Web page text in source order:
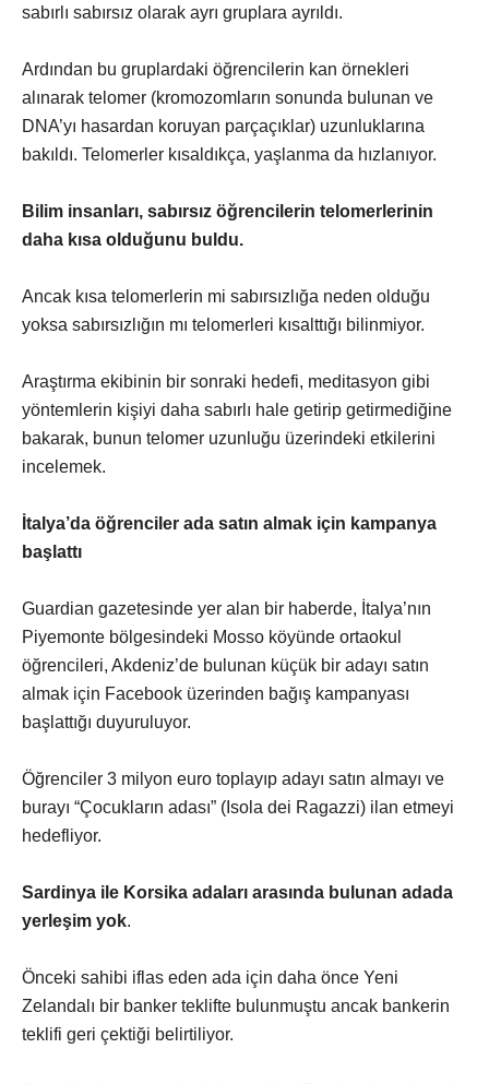
sabırlı sabırsız olarak ayrı gruplara ayrıldı.
Ardından bu gruplardaki öğrencilerin kan örnekleri
alınarak telomer (kromozomların sonunda bulunan ve
DNA’yı hasardan koruyan parçaçıklar) uzunluklarına
bakıldı. Telomerler kısaldıkça, yaşlanma da hızlanıyor.
Bilim insanları, sabırsız öğrencilerin telomerlerinin
daha kısa olduğunu buldu.
Ancak kısa telomerlerin mi sabırsızlığa neden olduğu
yoksa sabırsızlığın mı telomerleri kısalttığı bilinmiyor.
Araştırma ekibinin bir sonraki hedefi, meditasyon gibi
yöntemlerin kişiyi daha sabırlı hale getirip getirmediğine
bakarak, bunun telomer uzunluğu üzerindeki etkilerini
incelemek.
İtalya’da öğrenciler ada satın almak için kampanya
başlattı
Guardian gazetesinde yer alan bir haberde, İtalya’nın
Piyemonte bölgesindeki Mosso köyünde ortaokul
öğrencileri, Akdeniz’de bulunan küçük bir adayı satın
almak için Facebook üzerinden bağış kampanyası
başlattığı duyuruluyor.
Öğrenciler 3 milyon euro toplayıp adayı satın almayı ve
burayı “Çocukların adası” (Isola dei Ragazzi) ilan etmeyi
hedefliyor.
Sardinya ile Korsika adaları arasında bulunan adada
yerleşim yok.
Önceki sahibi iflas eden ada için daha önce Yeni
Zelandalı bir banker teklifte bulunmuştu ancak bankerin
teklifi geri çektiği belirtiliyor.